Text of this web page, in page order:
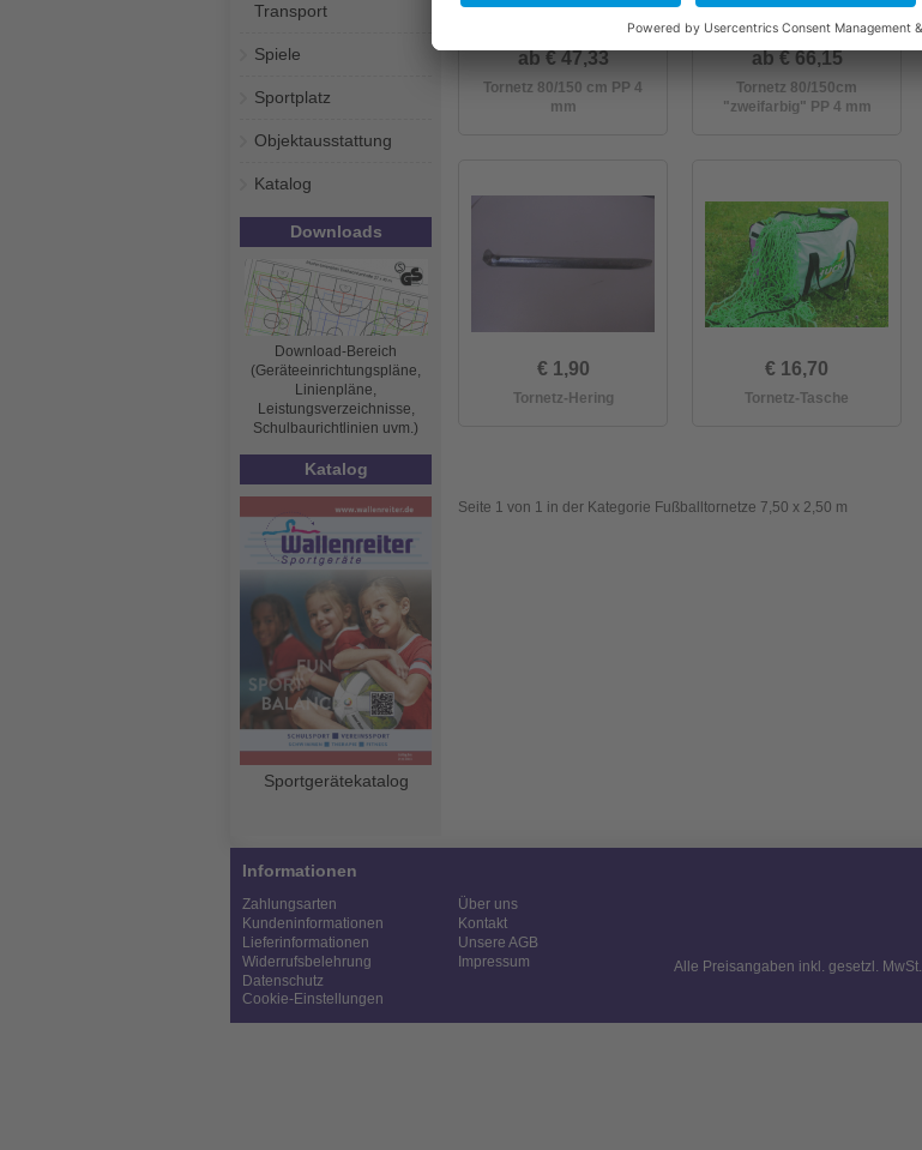
Transport
Spiele
Sportplatz
Objektausstattung
Katalog
Downloads
Download-Bereich
(Geräteeinrichtungspläne,
Linienpläne,
Leistungsverzeichnisse,
Schulbaurichtlinien uvm.)
Katalog
Sportgerätekatalog
ab € 47,33
Tornetz 80/150 cm PP 4
mm
ab € 66,15
Tornetz 80/150cm
"zweifarbig" PP 4 mm
€ 1,90
Tornetz-Hering
€ 16,70
Tornetz-Tasche
Seite 1 von 1 in der Kategorie Fußballtornetze 7,50 x 2,50 m
Informationen
Zahlungsarten
Kundeninformationen
Lieferinformationen
Widerrufsbelehrung
Datenschutz
Cookie-Einstellungen
Über uns
Kontakt
Unsere AGB
Impressum
Alle Preisangaben inkl. gesetzl. MwSt.